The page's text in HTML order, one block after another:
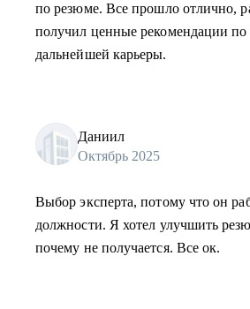
по резюме. Все прошло отлично,
получил ценные рекомендации
дальнейшей карьеры.
Даниил
Октябрь 2025
Выбор эксперта, потому что он
должности. Я хотел улучшить
почему не получается. Все ок.